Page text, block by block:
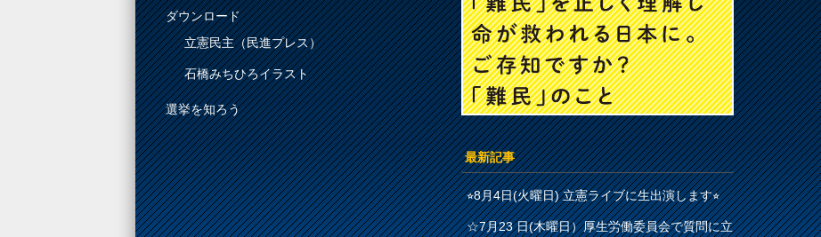
ダウンロード
立憲民主（民進プレス）
石橋みちひろイラスト
選挙を知ろう
最新記事
⭐︎8月4日(火曜日) 立憲ライブに生出演します⭐︎
☆7月23 日(木曜日）厚生労働委員会で質問に立